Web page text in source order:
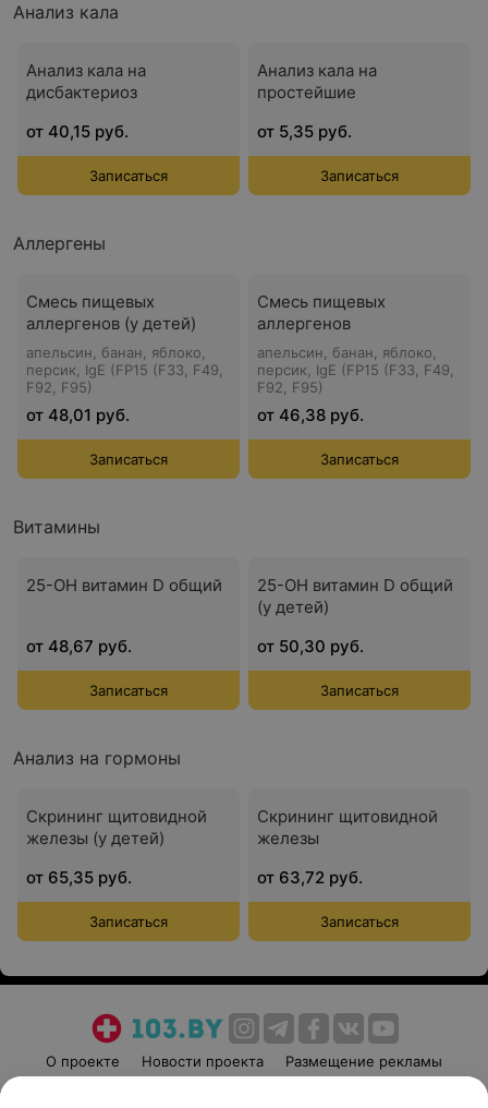
Анализ кала
Анализ кала на
дисбактериоз
от 40,15 руб.
Записаться
Анализ кала на
простейшие
от 5,35 руб.
Записаться
Аллергены
Смесь пищевых
аллергенов (у детей)
апельсин, банан, яблоко,
персик, IgE (FP15 (F33, F49,
F92, F95)
от 48,01 руб.
Записаться
Смесь пищевых
аллергенов
апельсин, банан, яблоко,
персик, IgE (FP15 (F33, F49,
F92, F95)
от 46,38 руб.
Записаться
Витамины
25-OH витамин D общий
от 48,67 руб.
Записаться
25-OH витамин D общий
(у детей)
от 50,30 руб.
Записаться
Анализ на гормоны
Скрининг щитовидной
железы (у детей)
от 65,35 руб.
Записаться
Скрининг щитовидной
железы
от 63,72 руб.
Записаться
О проекте Новости проекта
Размещение рекламы